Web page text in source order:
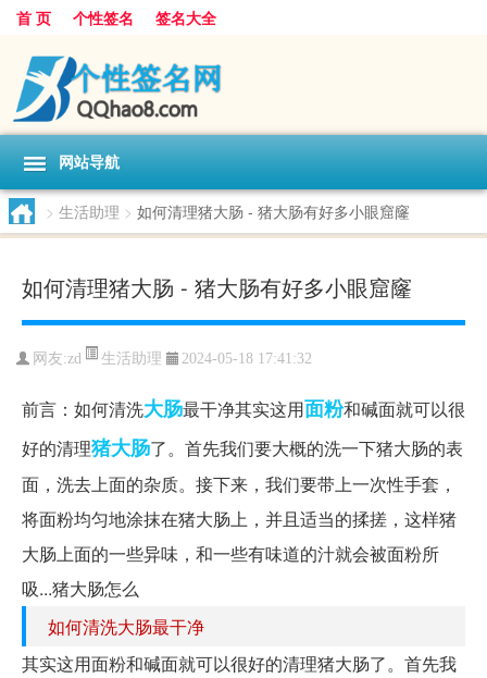
首 页 个性签名 签名大全
网站导航
> 生活助理 > 如何清理猪大肠 - 猪大肠有好多小眼窟窿
如何清理猪大肠 - 猪大肠有好多小眼窟窿
网友:zd 生活助理 2024-05-18 17:41:32
前言：如何清洗大肠最干净其实这用面粉和碱面就可以很
好的清理猪大肠了。首先我们要大概的洗一下猪大肠的表
面，洗去上面的杂质。接下来，我们要带上一次性手套，
将面粉均匀地涂抹在猪大肠上，并且适当的揉搓，这样猪
大肠上面的一些异味，和一些有味道的汁就会被面粉所
吸...猪大肠怎么
如何清洗大肠最干净
其实这用面粉和碱面就可以很好的清理猪大肠了。首先我